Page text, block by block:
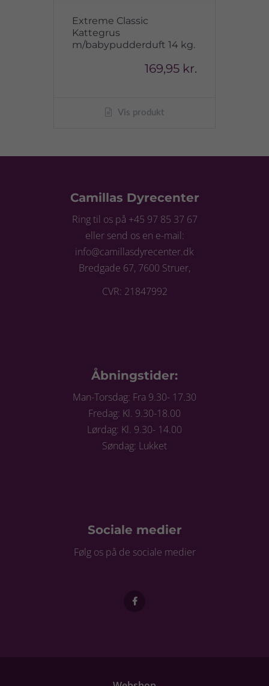
Extreme Classic
Kattegrus
m/babypudderduft 14 kg.
169,95 kr.
Vis produkt
Camillas Dyrecenter
Ring til os på +45 97 85 37 67
eller send os en e-mail:
info@camillasdyrecenter.dk
Bredgade 67, 7600 Struer,
CVR: 21847992
Åbningstider:
Man-Torsdag: Fra 9.30- 17.30
Fredag: Kl. 9.30-18.00
Lørdag: Kl. 9.30- 14.00
Søndag: Lukket
Sociale medier
Følg os på de sociale medier